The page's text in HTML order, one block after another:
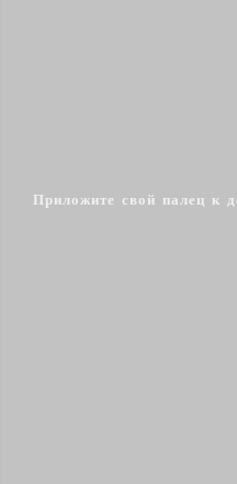
Приложите свой палец к